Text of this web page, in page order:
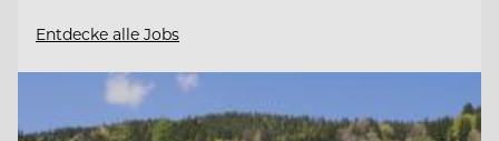
Entdecke alle Jobs